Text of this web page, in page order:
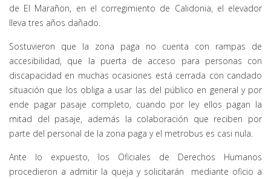
de El Marañon, en el corregimiento de Calidonia, el elevador
lleva tres años dañado.
Sostuvieron que la zona paga no cuenta con rampas de
accesibilidad, que la puerta de acceso para personas con
discapacidad en muchas ocasiones está cerrada con candado
situación que los obliga a usar las del público en general y por
ende pagar pasaje completo, cuando por ley ellos pagan la
mitad del pasaje, además la colaboración que reciben por
parte del personal de la zona paga y el metrobus es casi nula.
Ante lo expuesto, los Oficiales de Derechos Humanos
procedieron a admitir la queja y solicitarán mediante oficio a